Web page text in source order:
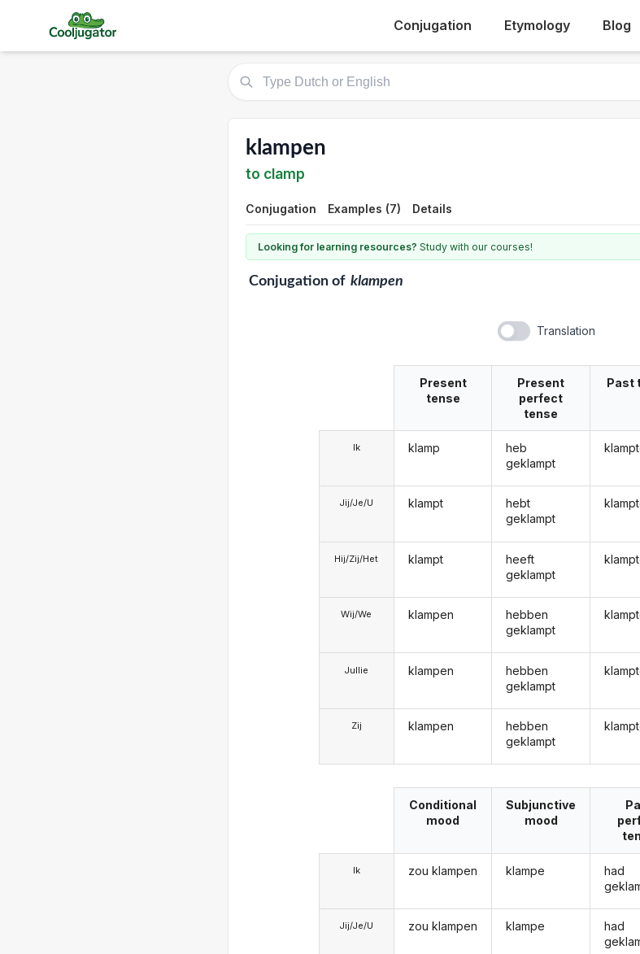
Conjugation Etymology Blog
klampen
to clamp
Conjugation Examples (7) Details
Looking for learning resources? Study with our courses!
Conjugationof klampen
Translation
Ik
Jij/Je/U
Hij/Zij/Het
Wij/We
Jullie
Zij
Present
tense
klamp
klampt
klampt
klampen
klampen
klampen
Present
perfect
tense
heb
geklampt
hebt
geklampt
heeft
geklampt
hebben
geklampt
hebben
geklampt
hebben
geklampt
Past
Ik
Jij/Je/U
Conditional
mood
zou klampen
zou klampen
Subjunctive
mood
klampe
klampe
had
had